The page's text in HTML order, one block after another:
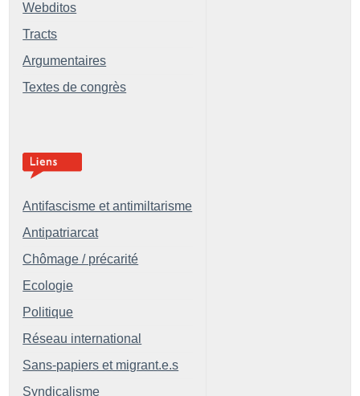
Webditos
Tracts
Argumentaires
Textes de congrès
Antifascisme et antimiltarisme
Antipatriarcat
Chômage / précarité
Ecologie
Politique
Réseau international
Sans-papiers et migrant.e.s
Syndicalisme